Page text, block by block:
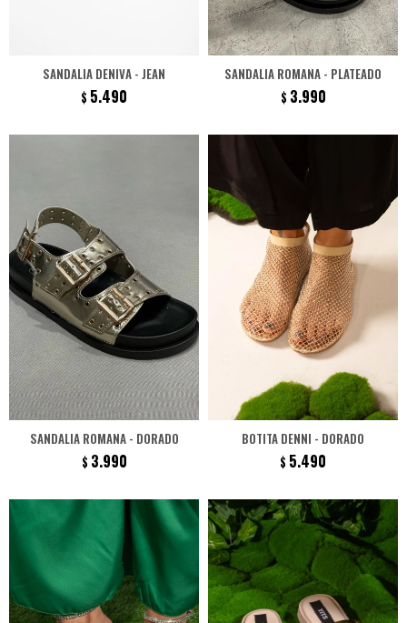
SANDALIA DENIVA - JEAN
$ 5.490
SANDALIA ROMANA - PLATEADO
$ 3.990
SANDALIA ROMANA - DORADO
$ 3.990
BOTITA DENNI - DORADO
$ 5.490